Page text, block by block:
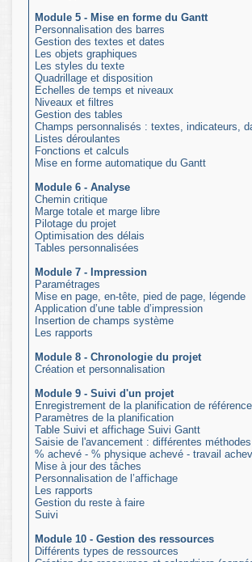
Module 5 - Mise en forme du Gantt
Personnalisation des barres
Gestion des textes et dates
Les objets graphiques
Les styles du texte
Quadrillage et disposition
Echelles de temps et niveaux
Niveaux et filtres
Gestion des tables
Champs personnalisés : textes, indicateurs,
Listes déroulantes
Fonctions et calculs
Mise en forme automatique du Gantt
Module 6 - Analyse
Chemin critique
Marge totale et marge libre
Pilotage du projet
Optimisation des délais
Tables personnalisées
Module 7 - Impression
Paramétrages
Mise en page, en-tête, pied de page, légende
Application d’une table d’impression
Insertion de champs système
Les rapports
Module 8 - Chronologie du projet
Création et personnalisation
Module 9 - Suivi d'un projet
Enregistrement de la planification de référence
Paramètres de la planification
Table Suivi et affichage Suivi Gantt
Saisie de l'avancement : différentes méthodes
% achevé - % physique achevé - travail
Mise à jour des tâches
Personnalisation de l’affichage
Les rapports
Gestion du reste à faire
Suivi
Module 10 - Gestion des ressources
Différents types de ressources